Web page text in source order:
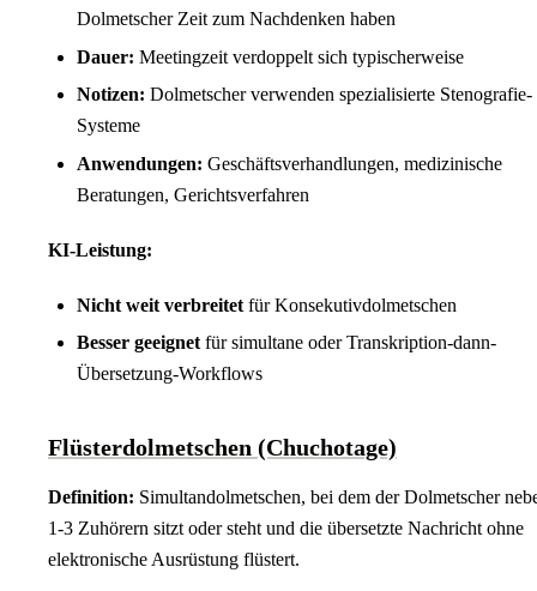
Dolmetscher Zeit zum Nachdenken haben
Dauer: Meetingzeit verdoppelt sich typischerweise
Notizen: Dolmetscher verwenden spezialisierte Stenografie-
Systeme
Anwendungen: Geschäftsverhandlungen, medizinische
Beratungen, Gerichtsverfahren
KI-Leistung:
Nicht weit verbreitet für Konsekutivdolmetschen
Besser geeignetfür simultane oder Transkription-dann-
Übersetzung-Workflows
Flüsterdolmetschen (Chuchotage)
Definition: Simultandolmetschen, bei dem der Dolmetscher
1-3 Zuhörern sitzt oder steht und die übersetzte Nachricht ohne
elektronische Ausrüstung flüstert.